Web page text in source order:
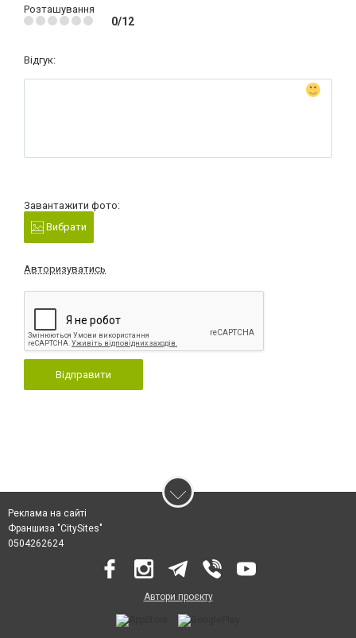
Розташування
0/12
Відгук:
Завантажити фото:
Вибрати
Авторизуватись
Відправити
Реклама на сайті
Франшиза "CitySites"
0504262624
Автори проєкту